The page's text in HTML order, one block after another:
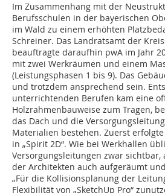
Im Zusammenhang mit der
Berufsschulen in der bayerischen
im Wald zu einem erhöhten
Schreiner. Das Landratsamt der
beauftragte daraufhin pwA im Jahr
mit zwei Werkräumen und einem
(Leistungsphasen 1 bis 9). Das
und trotzdem ansprechend sein.
unterrichtenden Berufen kam eine
Holzrahmenbauweise zum Tragen,
das Dach und die
Materialien bestehen. Zuerst
in „Spirit 2D“. Wie bei Werkhallen
Versorgungsleitungen zwar
der Architekten auch aufgeräumt
„Für die Kollisionsplanung der
Flexi­bi­lität von „SketchUp Pro“